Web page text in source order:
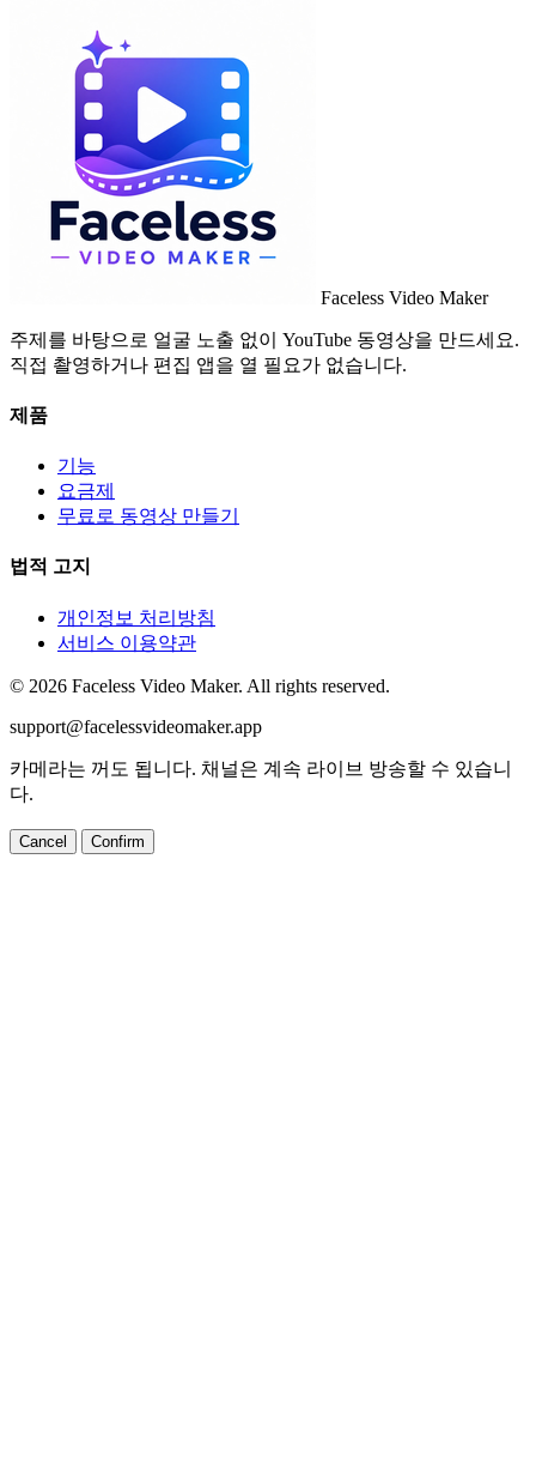
Faceless Video Maker
주제를 바탕으로 얼굴 노출 없이 YouTube 동영상을 만드세요.
직접 촬영하거나 편집 앱을 열 필요가 없습니다.
제품
기능
요금제
무료로 동영상 만들기
법적 고지
개인정보 처리방침
서비스 이용약관
© 2026 Faceless Video Maker. All rights reserved.
support@facelessvideomaker.app
카메라는 꺼도 됩니다. 채널은 계속 라이브 방송할 수 있습니
다.
Cancel Confirm